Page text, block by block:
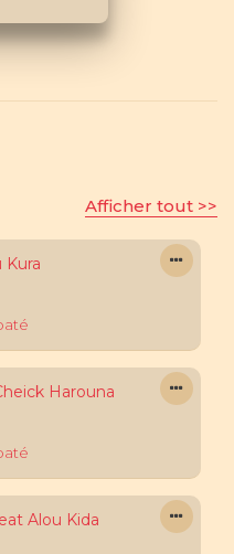
Afficher tout >>
Kura
Harouna
Alou Kida